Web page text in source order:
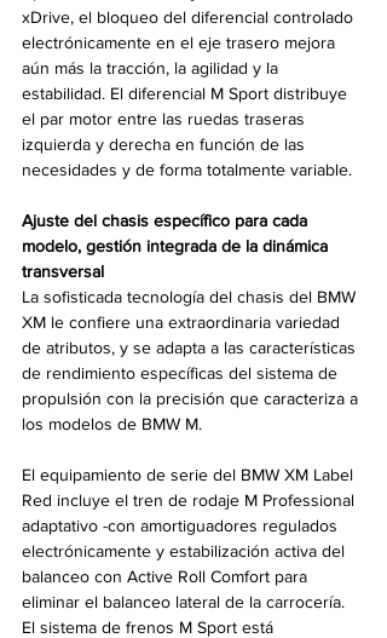
xDrive, el bloqueo del diferencial controlado
electrónicamente en el eje trasero mejora
aún más la tracción, la agilidad y la
estabilidad. El diferencial M Sport distribuye
el par motor entre las ruedas traseras
izquierda y derecha en función de las
necesidades y de forma totalmente variable.
Ajuste del chasis específico para cada
modelo, gestión integrada de la dinámica
transversal
La sofisticada tecnología del chasis del BMW
XM le confiere una extraordinaria variedad
de atributos, y se adapta a las características
de rendimiento específicas del sistema de
propulsión con la precisión que caracteriza a
los modelos de BMW M.
El equipamiento de serie del BMW XM Label
Red incluye el tren de rodaje M Professional
adaptativo -con amortiguadores regulados
electrónicamente y estabilización activa del
balanceo con Active Roll Comfort para
eliminar el balanceo lateral de la carrocería.
El sistema de frenos M Sport está